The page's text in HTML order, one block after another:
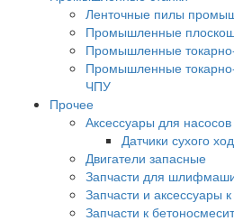
Ленточные пилы
Промышленные
Промышленные
Промышленные
ЧПУ
Прочее
Аксессуары для насосов
Датчики сухого
Двигатели запасные
Запчасти для
Запчасти и аксессуары
Запчасти к